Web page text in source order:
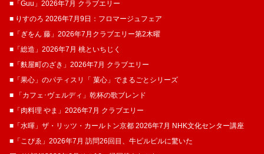
■「Guu」2026年7月 クラブエリー
■ りすのろ 2026年7月9日：フロマージュフェア
■「ぎをん 藤」2026年7月クラブエリー第2木曜
■「総造」2026年7月 桃といちじく
■「麩屋町のざき」2026年7月 クラブエリー
■「果心」のパティスリ「 菓​心」でまるごとシリーズ
■ 「カフェ･ヴェルディ」乾杯の歌ブレンド
■「肉料理 やま」2026年7月 クラブエリー
■「水暉」ザ・リッツ・カールトン京都 2026年7月 NHK文化センター講座
■「こぴゑ」2026年7月 訪問26回目、牛ピルピルに驚いた